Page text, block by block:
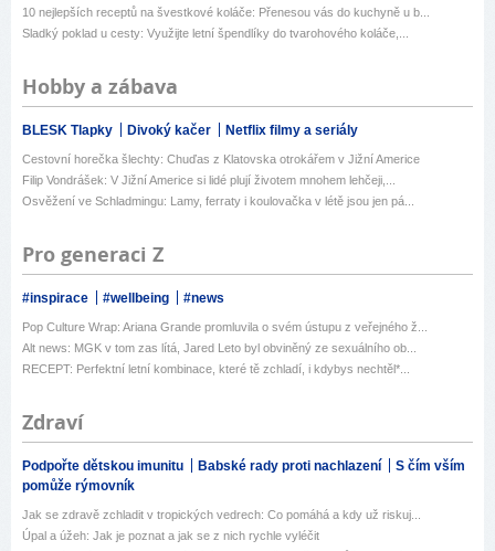
10 nejlepších receptů na švestkové koláče: Přenesou vás do kuchyně u b...
Sladký poklad u cesty: Využijte letní špendlíky do tvarohového koláče,...
Hobby a zábava
BLESK Tlapky Divoký kačer Netflix filmy a seriály
Cestovní horečka šlechty: Chuďas z Klatovska otrokářem v Jižní Americe
Filip Vondrášek: V Jižní Americe si lidé plují životem mnohem lehčeji,...
Osvěžení ve Schladmingu: Lamy, ferraty i koulovačka v létě jsou jen pá...
Pro generaci Z
#inspirace #wellbeing #news
Pop Culture Wrap: Ariana Grande promluvila o svém ústupu z veřejného ž...
Alt news: MGK v tom zas lítá, Jared Leto byl obviněný ze sexuálního ob...
RECEPT: Perfektní letní kombinace, které tě zchladí, i kdybys nechtěl*...
Zdraví
Podpořte dětskou imunitu Babské rady proti nachlazení
S čím vším
pomůže rýmovník
Jak se zdravě zchladit v tropických vedrech: Co pomáhá a kdy už riskuj...
Úpal a úžeh: Jak je poznat a jak se z nich rychle vyléčit